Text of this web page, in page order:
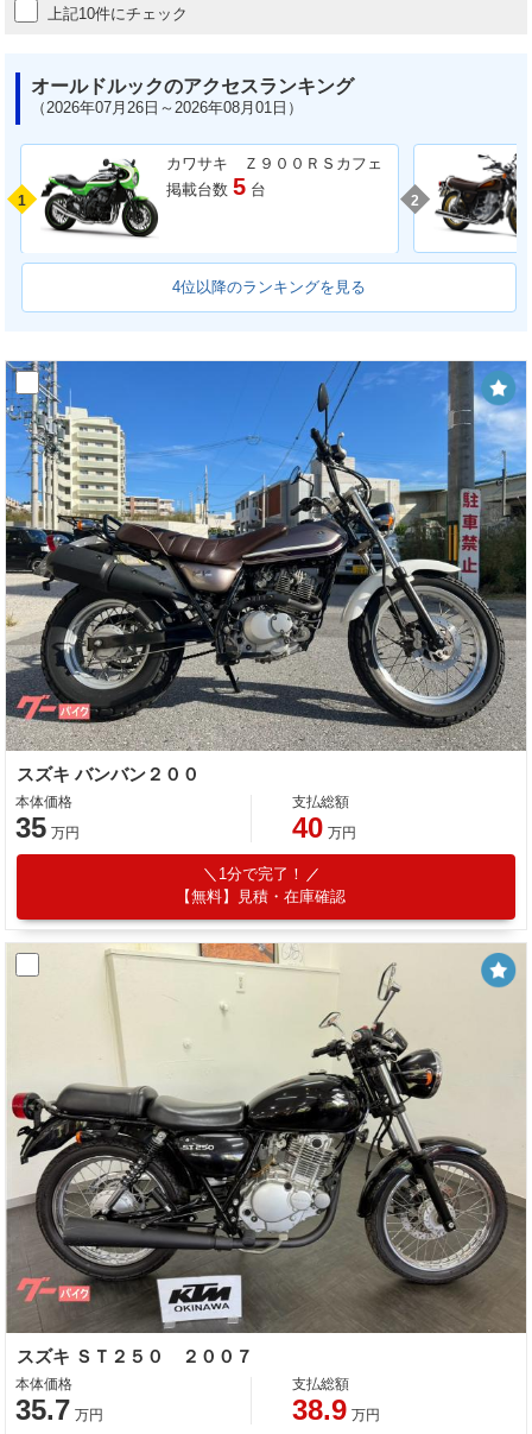
上記10件にチェック
オールドルックのアクセスランキング
（2026年07月26日～2026年08月01日）
1
カワサキ Ｚ９００ＲＳカフェ
掲載台数 5 台
2
4位以降のランキングを見る
スズキ バンバン２００
本体価格
35 万円
支払総額
40 万円
1分で完了！
【無料】見積・在庫確認
スズキ ＳＴ２５０ ２００７
本体価格
35.7 万円
支払総額
38.9 万円